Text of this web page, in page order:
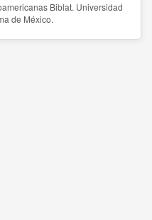
Biblat. Universidad
de México.